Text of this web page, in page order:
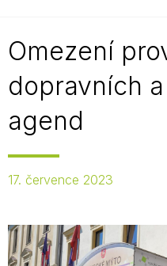
Omezení
dopravních
agend
17. července 2023